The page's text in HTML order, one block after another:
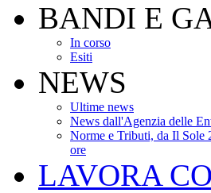
BANDI E
In corso
Esiti
NEWS
Ultime news
News dall'Agenzia delle
Norme e Tributi, da Il Sole
ore
LAVORA